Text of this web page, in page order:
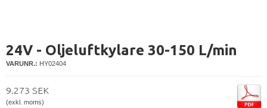
24V - Oljeluftkylare 30-150 L/min
VARUNR.: HY02404
9.273 SEK
(exkl. moms)